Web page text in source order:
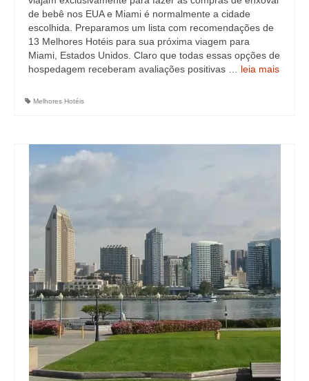
de bebê nos EUA e Miami é normalmente a cidade
escolhida. Preparamos um lista com recomendações de
13 Melhores Hotéis para sua próxima viagem para
Miami, Estados Unidos. Claro que todas essas opções de
hospedagem receberam avaliações positivas … leia mais
Melhores Hotéis